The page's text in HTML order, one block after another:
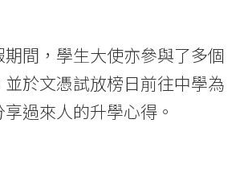
間，學生大使亦參與了多個
於文憑試放榜日前往中學為
過來人的升學心得。